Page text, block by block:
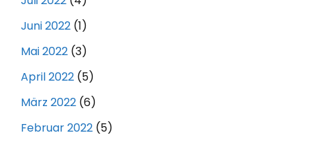
Juni 2022 (1)
Mai 2022 (3)
April 2022 (5)
März 2022 (6)
Februar 2022 (5)